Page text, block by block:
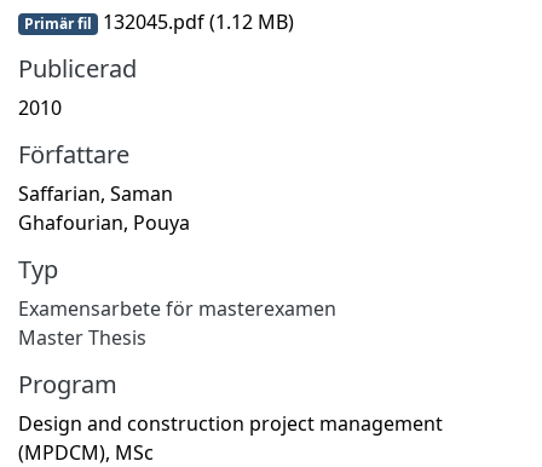
Primär fil 132045.pdf(1.12 MB)
Publicerad
2010
Författare
Saffarian, Saman
Ghafourian, Pouya
Typ
Examensarbete för masterexamen
Master Thesis
Program
Design and construction project management
(MPDCM), MSc